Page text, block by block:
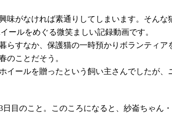
がなければ素通りしてしまいます。そん
ールをめぐる微笑ましい記録動画です。
すなか、保護猫の一時預かりボランティ
のことだそう。
ールを贈ったという飼い主さんでしたが
目のこと。このころになると、紗崙ちゃ